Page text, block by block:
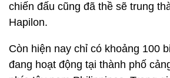
chiến đấu cũng đã thề sẽ trung
Hapilon.
Còn hiện nay chỉ có khoảng 100
đang hoạt động tại thành phố